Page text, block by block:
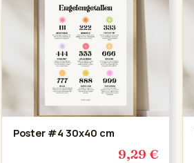
Poster #4 30x40 cm
9,29 €